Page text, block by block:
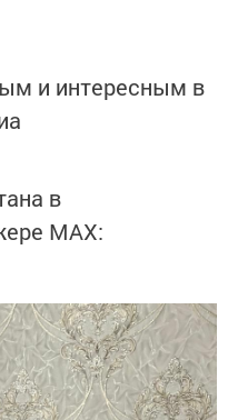
и интересным в
в
MАХ: